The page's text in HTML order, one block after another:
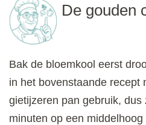
De gouden
Bak de bloemkool eerst
in het bovenstaande recept
gietijzeren pan gebruik, dus
minuten op een